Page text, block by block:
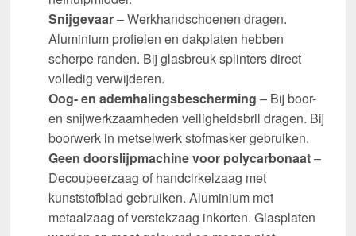
Snijgevaar– Werkhandschoenen dragen.
Aluminium profielen en dakplaten hebben
scherpe randen. Bij glasbreuk splinters direct
volledig verwijderen.
Oog- en ademhalingsbescherming – Bij boor-
en snijwerkzaamheden veiligheidsbril dragen. Bij
boorwerk in metselwerk stofmasker gebruiken.
Geen doorslijpmachine voor polycarbonaat–
Decoupeerzaag of handcirkelzaag met
kunststofblad gebruiken. Aluminium met
metaalzaag of verstekzaag inkorten. Glasplaten